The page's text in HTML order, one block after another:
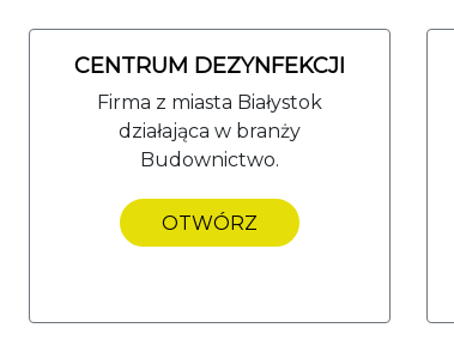
CENTRUM DEZYNFEKCJI
Firma z miasta Białystok
działająca w branży
Budownictwo.
OTWÓRZ